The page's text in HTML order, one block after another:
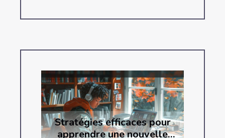
Stratégies efficaces pour
apprendre une nouvelle